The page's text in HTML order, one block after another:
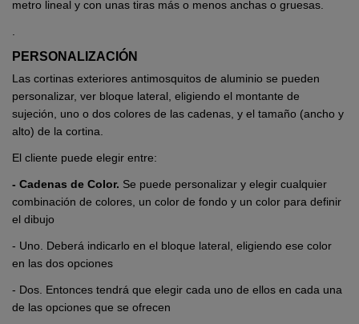
metro lineal y con unas tiras más o menos anchas o gruesas.
.
PERSONALIZACIÓN
Las cortinas exteriores antimosquitos de aluminio se pueden
personalizar, ver bloque lateral, eligiendo el montante de
sujeción, uno o dos colores de las cadenas, y el tamaño (ancho y
alto) de la cortina.
El cliente puede elegir entre:
- Cadenas de Color. Se puede personalizar y elegir cualquier
combinación de colores, un color de fondo y un color para definir
el dibujo
- Uno. Deberá indicarlo en el bloque lateral, eligiendo ese color
en las dos opciones
- Dos. Entonces tendrá que elegir cada uno de ellos en cada una
de las opciones que se ofrecen